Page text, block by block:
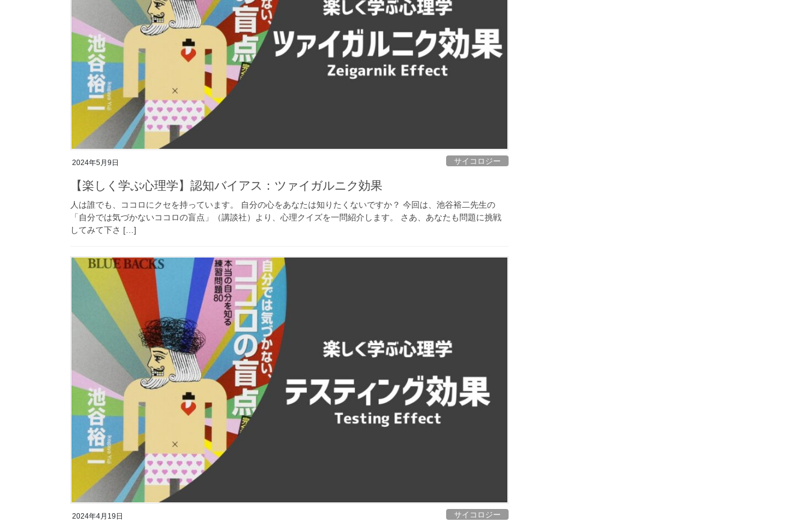
2024年5月9日 サイコロジー
【楽しく学ぶ心理学】認知バイアス：ツァイガルニク効果
人は誰でも、ココロにクセを持っています。 自分の心をあなたは知りたくないですか？ 今回は、池谷裕二先生の
「自分では気づかないココロの盲点」（講談社）より、心理クイズを一問紹介します。 さあ、あなたも問題に挑戦
してみて下さ […]
2024年4月19日 サイコロジー